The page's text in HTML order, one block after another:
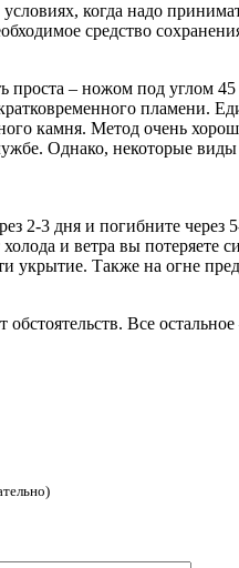
условиях, когда надо
средство
– ножом под углом
камня. Метод очень
Однако, некоторые
2-3 дня и погибните через
и ветра вы потеряете
Также на огне
Все